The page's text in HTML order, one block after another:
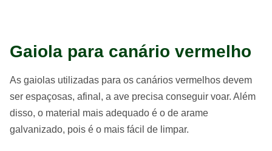
Gaiola para canário vermelho
As gaiolas utilizadas para os canários vermelhos devem
ser espaçosas, afinal, a ave precisa conseguir voar. Além
disso, o material mais adequado é o de arame
galvanizado, pois é o mais fácil de limpar.